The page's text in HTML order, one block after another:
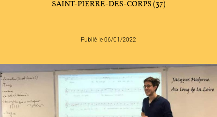
L'ENSEMBLE JACQUES MODERNE
JOËL SUHUBIETTE
AGENDA
SAINT-PIERRE-DES-CORPS (37)
Publié le 06/01/2022